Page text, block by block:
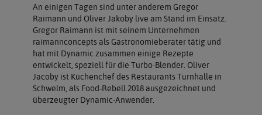
An einigen Tagen sind unter anderem Gregor
Raimann und Oliver Jakoby live am Stand im Einsatz.
Gregor Raimann ist mit seinem Unternehmen
raimannconcepts als Gastronomieberater tätig und
hat mit Dynamic zusammen einige Rezepte
entwickelt, speziell für die Turbo-Blender. Oliver
Jacoby ist Küchenchef des Restaurants Turnhalle in
Schwelm, als Food-Rebell 2018 ausgezeichnet und
überzeugter Dynamic-Anwender.